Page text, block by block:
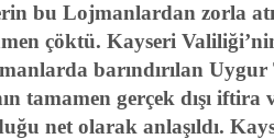
bu Lojmanlardan zorla
çöktü. Kayseri
barındırılan
tamamen gerçek dışı iftira
net olarak anlaşıldı.